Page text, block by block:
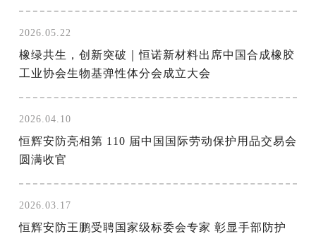
2026.05.22
橡绿共生，创新突破｜恒诺新材料出席中国合成橡胶
工业协会生物基弹性体分会成立大会
2026.04.10
恒辉安防亮相第 110 届中国国际劳动保护用品交易会
圆满收官
2026.03.17
恒辉安防王鹏受聘国家级标委会专家 彰显手部防护